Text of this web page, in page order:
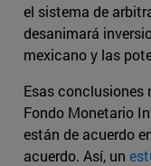
el sistema de
desanimará
mexicano y las
Esas conclusiones
Fondo Monetario
están de acuerdo
acuerdo. Así, un